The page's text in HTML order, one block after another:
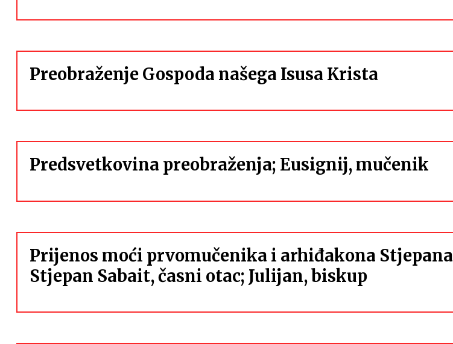
Preobraženje Gospoda našega Isusa Krista
Predsvetkovina preobraženja; Eusignij, mučenik
Prijenos moći prvomučenika i arhiđakona Stjepana
Stjepan Sabait, časni otac; Julijan, biskup